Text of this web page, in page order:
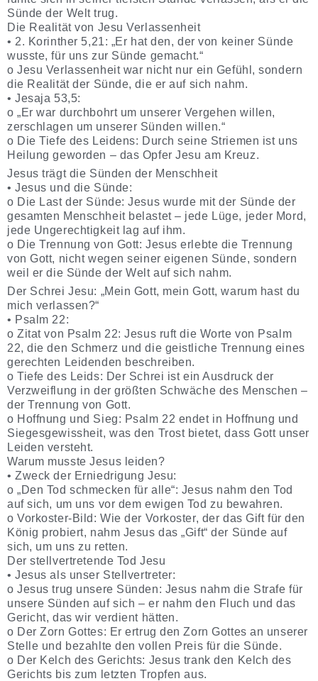
Sünde der Welt trug.
Die Realität von Jesu Verlassenheit
• 2. Korinther 5,21: „Er hat den, der von keiner Sünde
wusste, für uns zur Sünde gemacht.“
o Jesu Verlassenheit war nicht nur ein Gefühl, sondern
die Realität der Sünde, die er auf sich nahm.
• Jesaja 53,5:
o „Er war durchbohrt um unserer Vergehen willen,
zerschlagen um unserer Sünden willen.“
o Die Tiefe des Leidens: Durch seine Striemen ist uns
Heilung geworden – das Opfer Jesu am Kreuz.
Jesus trägt die Sünden der Menschheit
• Jesus und die Sünde:
o Die Last der Sünde: Jesus wurde mit der Sünde der
gesamten Menschheit belastet – jede Lüge, jeder Mord,
jede Ungerechtigkeit lag auf ihm.
o Die Trennung von Gott: Jesus erlebte die Trennung
von Gott, nicht wegen seiner eigenen Sünde, sondern
weil er die Sünde der Welt auf sich nahm.
Der Schrei Jesu: „Mein Gott, mein Gott, warum hast du
mich verlassen?“
• Psalm 22:
o Zitat von Psalm 22: Jesus ruft die Worte von Psalm
22, die den Schmerz und die geistliche Trennung eines
gerechten Leidenden beschreiben.
o Tiefe des Leids: Der Schrei ist ein Ausdruck der
Verzweiflung in der größten Schwäche des Menschen –
der Trennung von Gott.
o Hoffnung und Sieg: Psalm 22 endet in Hoffnung und
Siegesgewissheit, was den Trost bietet, dass Gott unser
Leiden versteht.
Warum musste Jesus leiden?
• Zweck der Erniedrigung Jesu:
o „Den Tod schmecken für alle“: Jesus nahm den Tod
auf sich, um uns vor dem ewigen Tod zu bewahren.
o Vorkoster-Bild: Wie der Vorkoster, der das Gift für den
König probiert, nahm Jesus das „Gift“ der Sünde auf
sich, um uns zu retten.
Der stellvertretende Tod Jesu
• Jesus als unser Stellvertreter:
o Jesus trug unsere Sünden: Jesus nahm die Strafe für
unsere Sünden auf sich – er nahm den Fluch und das
Gericht, das wir verdient hätten.
o Der Zorn Gottes: Er ertrug den Zorn Gottes an unserer
Stelle und bezahlte den vollen Preis für die Sünde.
o Der Kelch des Gerichts: Jesus trank den Kelch des
Gerichts bis zum letzten Tropfen aus.